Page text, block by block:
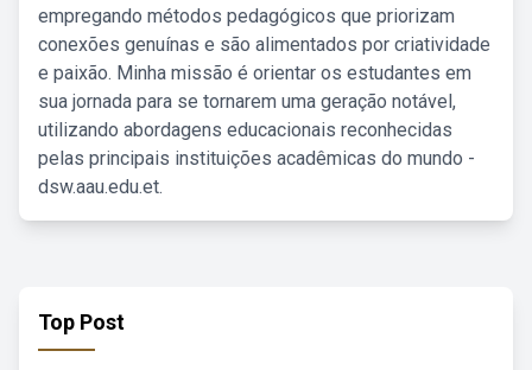
empregando métodos pedagógicos que priorizam
conexões genuínas e são alimentados por criatividade
e paixão. Minha missão é orientar os estudantes em
sua jornada para se tornarem uma geração notável,
utilizando abordagens educacionais reconhecidas
pelas principais instituições acadêmicas do mundo -
dsw.aau.edu.et.
Top Post